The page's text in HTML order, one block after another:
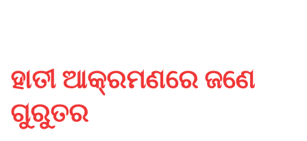
ହାତୀ ଆକ୍ରମଣରେ ଜଣେ
ଗୁରୁତର